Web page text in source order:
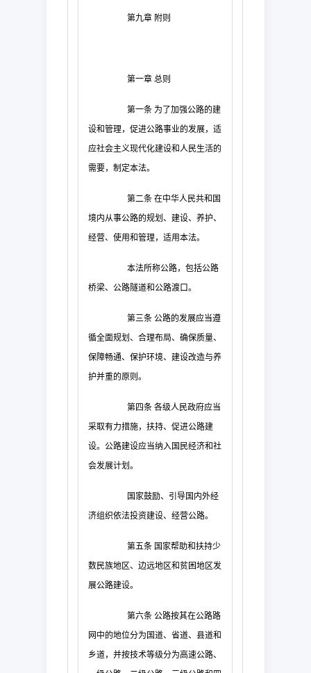
第九章 附则
第一章 总则
第一条 为了加强公路的建
设和管理，促进公路事业的发展，适
应社会主义现代化建设和人民生活的
需要，制定本法。
第二条 在中华人民共和国
境内从事公路的规划、建设、养护、
经营、使用和管理，适用本法。
本法所称公路，包括公路
桥梁、公路隧道和公路渡口。
第三条 公路的发展应当遵
循全面规划、合理布局、确保质量、
保障畅通、保护环境、建设改造与养
护并重的原则。
第四条 各级人民政府应当
采取有力措施，扶持、促进公路建
设。公路建设应当纳入国民经济和社
会发展计划。
国家鼓励、引导国内外经
济组织依法投资建设、经营公路。
第五条 国家帮助和扶持少
数民族地区、边远地区和贫困地区发
展公路建设。
第六条 公路按其在公路路
网中的地位分为国道、省道、县道和
乡道，并按技术等级分为高速公路、